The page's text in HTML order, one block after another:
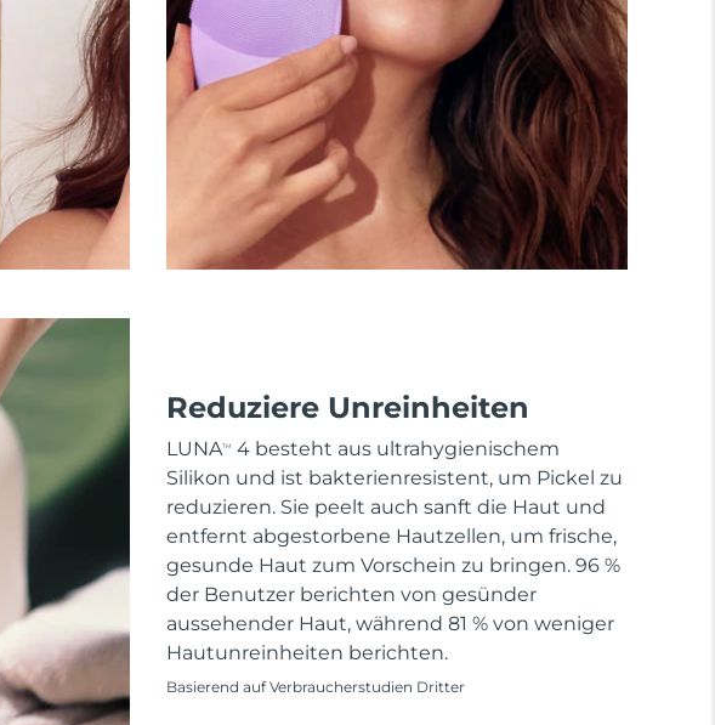
Reduziere Unreinheiten
LUNATM
4 besteht aus ultrahygienischem
Silikon und ist bakterienresistent, um Pickel zu
reduzieren. Sie peelt auch sanft die Haut und
entfernt abgestorbene Hautzellen, um frische,
gesunde Haut zum Vorschein zu bringen. 96 %
der Benutzer berichten von gesünder
aussehender Haut, während 81 % von weniger
Hautunreinheiten berichten.
Basierend auf Verbraucherstudien Dritter